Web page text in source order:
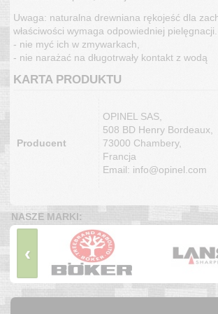
Uwaga: naturalna drewniana rękojeść dla
właściwości wymaga odpowiedniej
- nie myć ich w zmywarkach,
- nie narażać na długotrwały kontakt z wodą
KARTA PRODUKTU
Producent
OPINEL SAS,
508 BD Henry Bordeaux,
73000 Chambery,
Francja
Email: info@opinel.com
NASZE MARKI:
‹